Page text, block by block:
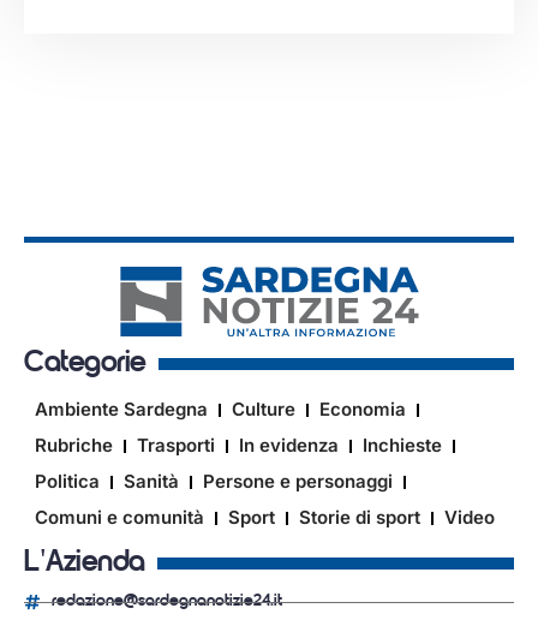
Categorie
Ambiente Sardegna Culture
Economia
Rubriche
Trasporti In evidenza
Inchieste
Politica
Sanità
Persone e personaggi
Comuni e comunità
Sport Storie di sport Video
L'Azienda
redazione@sardegnanotizie24.it